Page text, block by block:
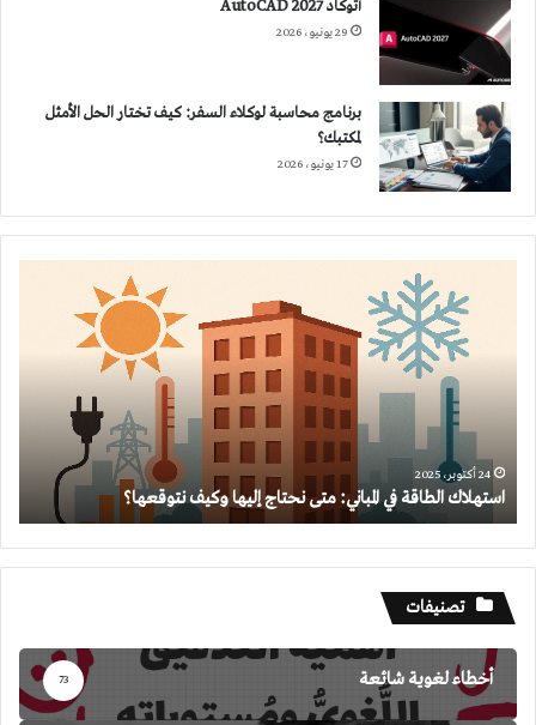
أتوكاد 2027 AutoCAD
29 يونيو، 2026
برنامج محاسبة لوكلاء السفر: كيف تختار الحل الأمثل
لمكتبك؟
17 يونيو، 2026
نتوقعها؟
24 أكتوبر، 2025
استهلاك الطاقة في المباني: متى نحتاج إليها وكيف نتوقعها؟
تصنيفات
أخطاء لغوية شائعة 73